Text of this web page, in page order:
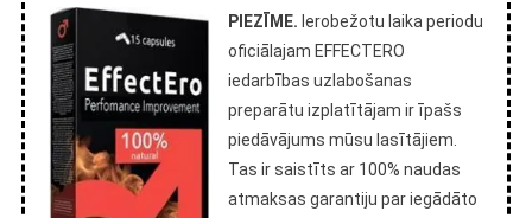
PIEZĪME. Ierobežotu laika periodu
oficiālajam EFFECTERO
iedarbības uzlabošanas
preparātu izplatītājam ir īpašs
piedāvājums mūsu lasītājiem.
Tas ir saistīts ar 100% naudas
atmaksas garantiju par iegādāto